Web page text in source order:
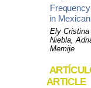
in
Ely
Niebla,
Memije
ARTICLE